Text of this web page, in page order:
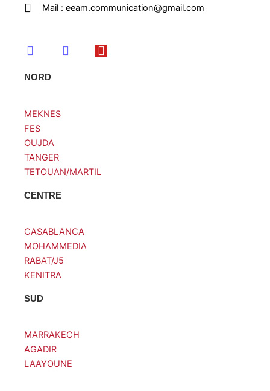
Mail : eeam.communication@gmail.com
F
a
c
e
o
o
k
-
f
I
n
Y
o
NORD
MEKNES
FES
OUJDA
TANGER
TETOUAN/MARTIL
CENTRE
CASABLANCA
MOHAMMEDIA
RABAT/J5
KENITRA
SUD
MARRAKECH
AGADIR
LAAYOUNE